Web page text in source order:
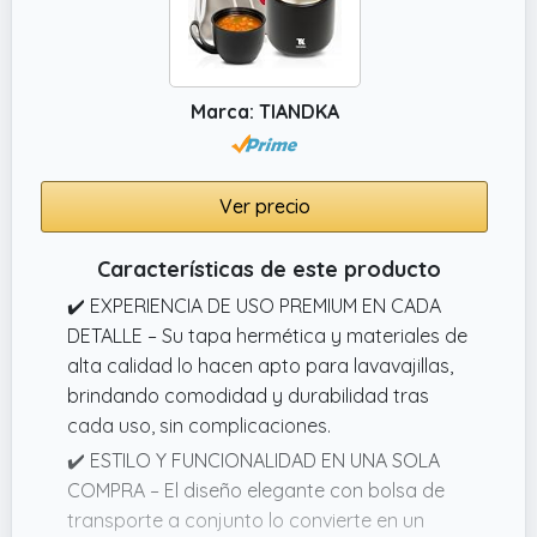
Marca: TIANDKA
Ver precio
Características de este producto
✔️ EXPERIENCIA DE USO PREMIUM EN CADA
DETALLE – Su tapa hermética y materiales de
alta calidad lo hacen apto para lavavajillas,
brindando comodidad y durabilidad tras
cada uso, sin complicaciones.
✔️ ESTILO Y FUNCIONALIDAD EN UNA SOLA
COMPRA – El diseño elegante con bolsa de
transporte a conjunto lo convierte en un